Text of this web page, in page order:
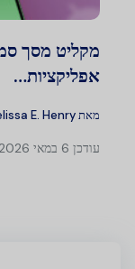
אפליקציות…
מאתE. Henry
עודכן